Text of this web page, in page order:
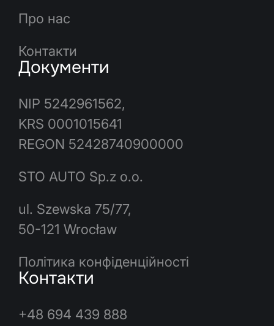
Про нас
Контакти
Документи
NIP 5242961562,
KRS 0001015641
REGON 52428740900000
STO AUTO Sp.z o.o.
ul. Szewska 75/77,
50-121 Wrocław
Політика конфіденційності
Контакти
+48 694 439 888